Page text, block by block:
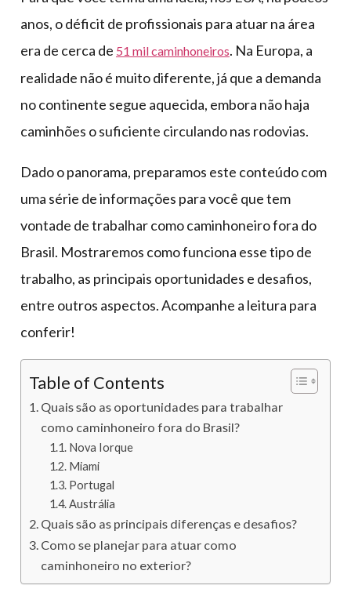
anos, o déficit de profissionais para atuar na área
era de cerca de 51 mil caminhoneiros. Na Europa, a
realidade não é muito diferente, já que a demanda
no continente segue aquecida, embora não haja
caminhões o suficiente circulando nas rodovias.
Dado o panorama, preparamos este conteúdo com
uma série de informações para você que tem
vontade de trabalhar como caminhoneiro fora do
Brasil. Mostraremos como funciona esse tipo de
trabalho, as principais oportunidades e desafios,
entre outros aspectos. Acompanhe a leitura para
conferir!
Table of Contents
Quais são as oportunidades para trabalhar
como caminhoneiro fora do Brasil?
Nova Iorque
Miami
Portugal
Austrália
Quais são as principais diferenças e desafios?
Como se planejar para atuar como
caminhoneiro no exterior?